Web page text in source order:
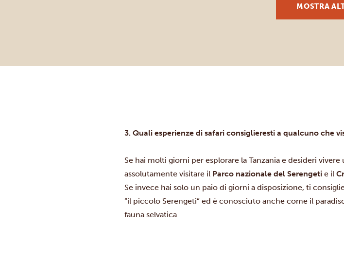
MOSTRA
3. Quali esperienze di safari consiglieresti a qualcuno che
Se hai molti giorni per esplorare la Tanzania e desideri
assolutamente visitare il Parco nazionale del Serengeti e il
Se invece hai solo un paio di giorni a disposizione, ti
“il piccolo Serengeti” ed è conosciuto anche come il
fauna selvatica.